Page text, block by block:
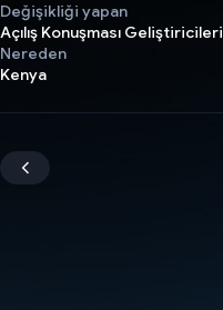
Değişikliği yapan
Açılış Konuşması Geliştiricileri
Nereden
Kenya